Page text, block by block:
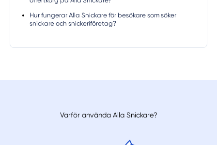
Hur fungerar Alla Snickare för besökare som söker
snickare och snickeriföretag?
Varför använda Alla Snickare?